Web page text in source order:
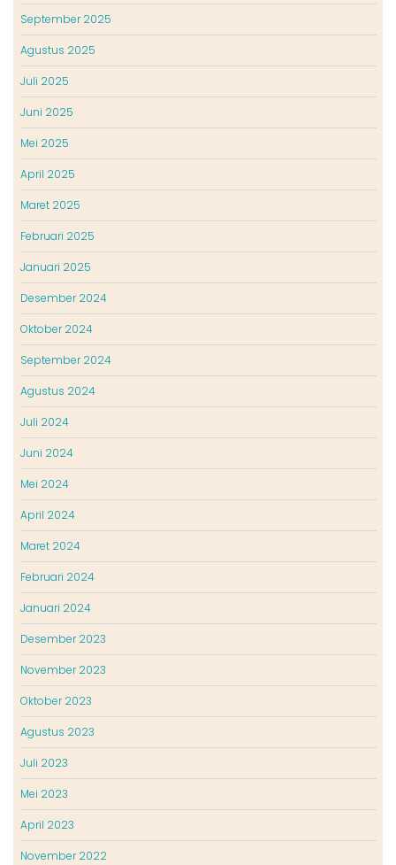
September 2025
Agustus 2025
Juli 2025
Juni 2025
Mei 2025
April 2025
Maret 2025
Februari 2025
Januari 2025
Desember 2024
Oktober 2024
September 2024
Agustus 2024
Juli 2024
Juni 2024
Mei 2024
April 2024
Maret 2024
Februari 2024
Januari 2024
Desember 2023
November 2023
Oktober 2023
Agustus 2023
Juli 2023
Mei 2023
April 2023
November 2022